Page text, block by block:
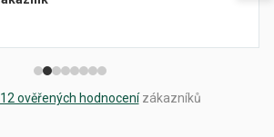
12 ověřených hodnocenízákazníků